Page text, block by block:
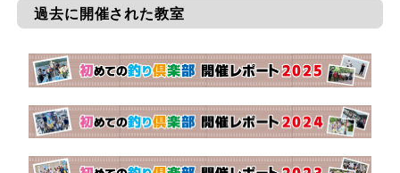
過去に開催された教室